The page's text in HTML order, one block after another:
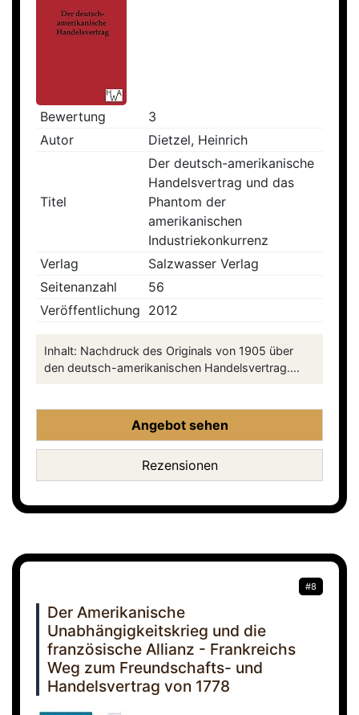
Bewertung
3
Autor
Dietzel, Heinrich
Titel
Der deutsch-amerikanische
Handelsvertrag und das
Phantom der
amerikanischen
Industriekonkurrenz
Verlag
Salzwasser Verlag
Seitenanzahl
56
Veröffentlichung 2012
Inhalt: Nachdruck des Originals von 1905 über
den deutsch-amerikanischen Handelsvertrag....
Angebot sehen
Rezensionen
#8
Der Amerikanische
Unabhängigkeitskrieg und die
französische Allianz - Frankreichs
Weg zum Freundschafts- und
Handelsvertrag von 1778